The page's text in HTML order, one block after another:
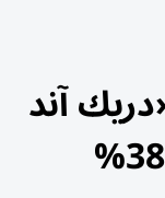
آند